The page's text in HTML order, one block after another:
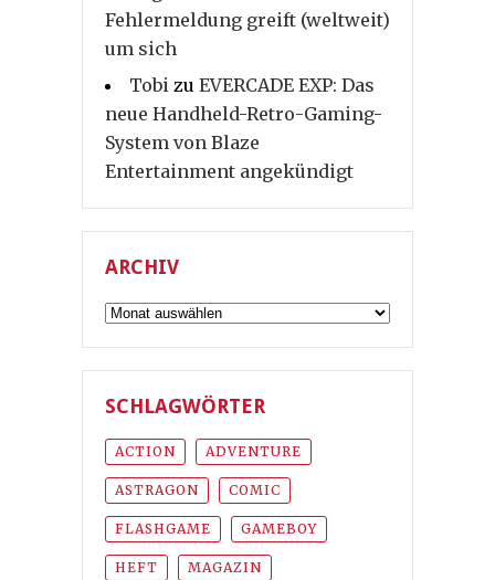
Fehlermeldung greift (weltweit)
um sich
Tobi zu EVERCADE EXP: Das
neue Handheld-Retro-Gaming-
System von Blaze
Entertainment angekündigt
ARCHIV
Archiv
SCHLAGWÖRTER
ACTION ADVENTURE
ASTRAGON COMIC
FLASHGAME GAMEBOY
HEFT MAGAZIN